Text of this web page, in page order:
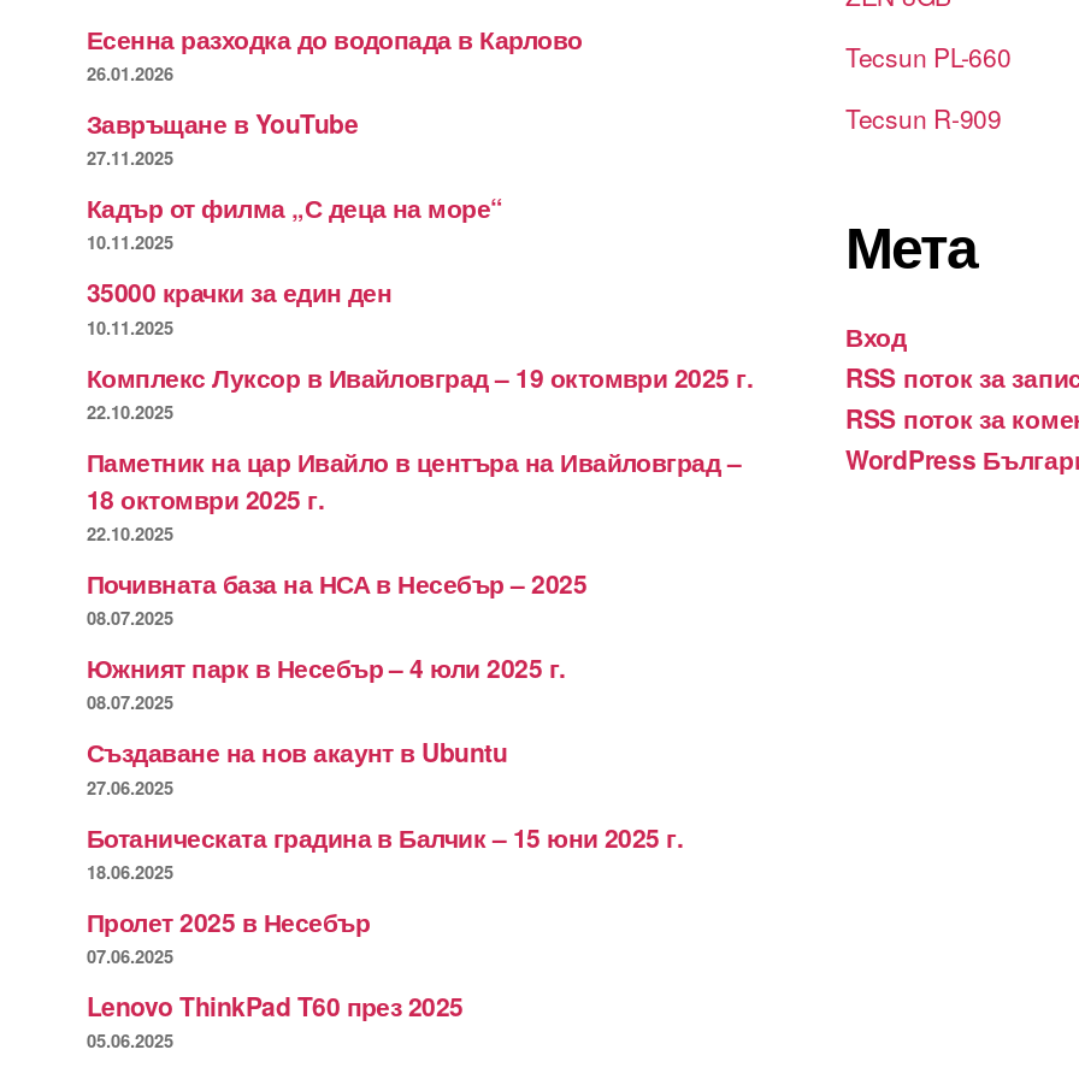
Есенна разходка до водопада в Карлово
26.01.2026
Завръщане в YouTube
27.11.2025
Кадър от филма „С деца на море“
10.11.2025
35000 крачки за един ден
10.11.2025
Комплекс Луксор в Ивайловград – 19 октомври 2025 г.
22.10.2025
Паметник на цар Ивайло в центъра на Ивайловград –
18 октомври 2025 г.
22.10.2025
Почивната база на НСА в Несебър – 2025
08.07.2025
Южният парк в Несебър – 4 юли 2025 г.
08.07.2025
Създаване на нов акаунт в Ubuntu
27.06.2025
Ботаническата градина в Балчик – 15 юни 2025 г.
18.06.2025
Пролет 2025 в Несебър
07.06.2025
Lenovo ThinkPad T60 през 2025
05.06.2025
Tecsun PL-660
Tecsun R-909
Мета
Вход
RSS поток за
RSS поток за
WordPress